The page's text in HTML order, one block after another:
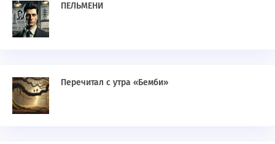
ПЕЛЬМЕНИ
Перечитал с утра «Бемби»